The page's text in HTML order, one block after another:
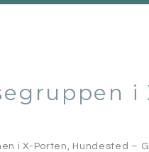
i
i X-Porten, Hundested –